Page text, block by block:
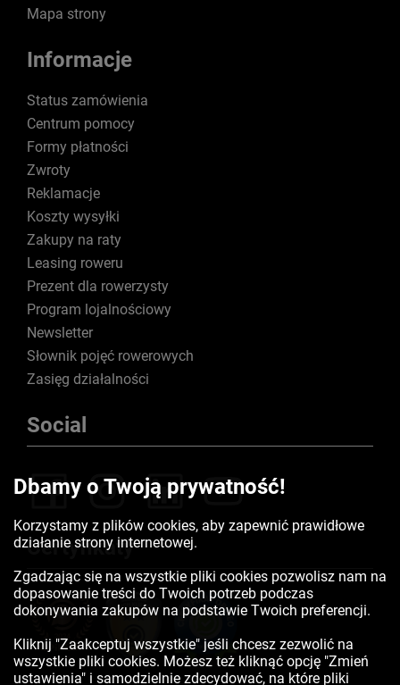
Mapa strony
Informacje
Status zamówienia
Centrum pomocy
Formy płatności
Zwroty
Reklamacje
Koszty wysyłki
Zakupy na raty
Leasing roweru
Prezent dla rowerzysty
Program lojalnościowy
Newsletter
Słownik pojęć rowerowych
Zasięg działalności
Social
Certyfikaty
Dbamy o Twoją prywatność!
Korzystamy z plików cookies, aby zapewnić prawidłowe
działanie strony internetowej.
Zgadzając się na wszystkie pliki cookies pozwolisz nam na
dopasowanie treści do Twoich potrzeb podczas
dokonywania zakupów na podstawie Twoich preferencji.
Kliknij "Zaakceptuj wszystkie" jeśli chcesz zezwolić na
wszystkie pliki cookies. Możesz też kliknąć opcję "Zmień
ustawienia" i samodzielnie zdecydować, na które pliki